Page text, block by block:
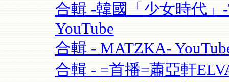
合輯 -韓國「少女時代」
YouTube
合輯 - MATZKA-
合輯 - =首播=蕭亞軒